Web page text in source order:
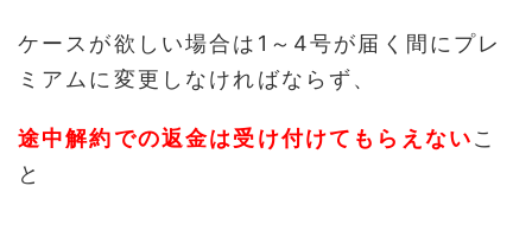
ケースが欲しい場合は1～4号が届く間にプレ
ミアムに変更しなければならず、
途中解約での返金は受け付けてもらえないこ
と